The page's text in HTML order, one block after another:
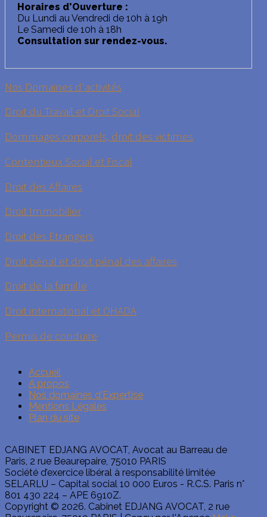
Horaires d'Ouverture :
Du Lundi au Vendredi de 10h à 19h
Le Samedi de 10h à 18h
Consultation sur rendez-vous.
Nos Domaines d'activités
Droit du Travail et Droit Social
Dommages corporels, droit des victimes
Contentieux Social et Fiscal
Droit des Affaires
Droit Immobilier
Droit des Etrangers
Droit pénal et droit pénal des affaires
Droit de la famille
Droit international et OHADA
Permis de conduire
Accueil
A propos
Nos domaines d'Expertise
Mentions Légales
Plan du site
CABINET EDJANG AVOCAT, Avocat au Barreau de
Paris, 2 rue Beaurepaire, 75010 PARIS
Société d’exercice libéral à responsabilité limitée
SELARLU – Capital social 10 000 Euros - R.C.S. Paris n°
801 430 224 – APE 6910Z.
Copyright © 2026. Cabinet EDJANG AVOCAT, 2 rue